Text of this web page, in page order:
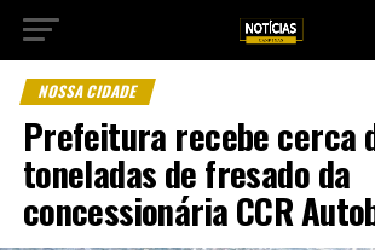
NOSSA CIDADE
Prefeitura recebe cerca
toneladas de fresado da
concessionária CCR